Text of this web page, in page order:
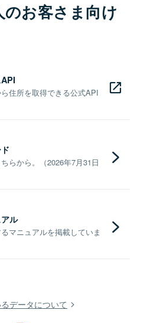
お客さま向け
住所を取得できる公式API
らから。（2026年7月31日
ル
マニュアルを掲載していま
データについて